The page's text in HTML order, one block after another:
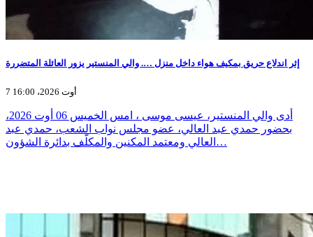
إثر اندلاع حريق بمكيف هواء داخل منزل …. والي المنستير يزور العائلة المتضررة
7 أوت 2026، 16:00
أدى والي المنستير، عيسى موسى ، امس الخميس 06 أوت 2026،
بحضور حمدي عبد العالي، عضو مجلس نواب الشعب، حمدي عبد
العالي ومعتمد المكنين والمكلّف بدائرة الشؤون…